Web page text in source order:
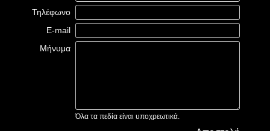
Τηλέφωνο
E-mail
Μήνυμα
Όλα τα πεδία είναι υποχρεωτικά.